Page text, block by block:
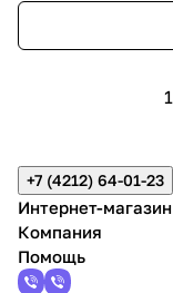
1
+7 (4212) 64-01-23
Интернет-магазин
Компания
Помощь